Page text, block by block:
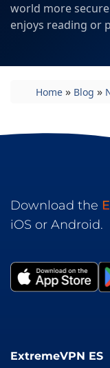
world more
enjoys reading or
Home» Blog »
Download the
iOS or Android.
ExtremeVPN ES